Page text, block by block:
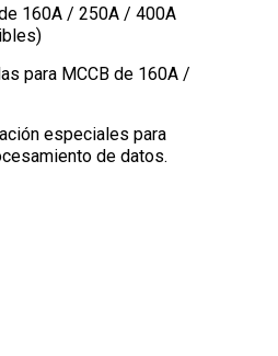
160A / 250A / 400A
para MCCB de 160A /
especiales para
de datos.